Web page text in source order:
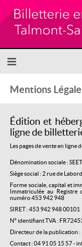
Retour
l'accueil
au site
Mentions
Édition et
ligne de
Les pages de vente en ligne
Dénomination sociale :
Siège social : 2 rue de
Forme sociale, capital et
Immatriculée au Registre
numéro 453 942 948
SIRET : 453 942 948 00101
N° identifiant TVA :
Directeur de la publication
Contact : 04 91 05 15 57 -